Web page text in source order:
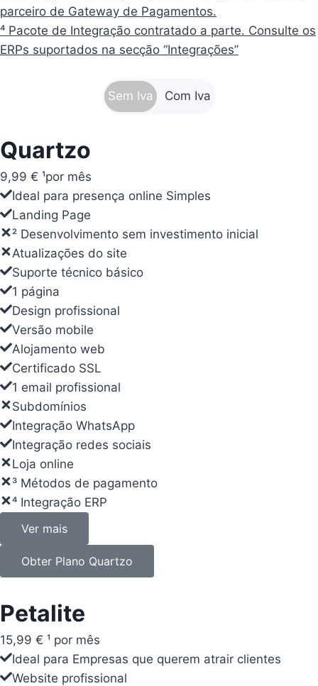
parceiro de Gateway de Pagamentos.
⁴ Pacote de Integração contratado a parte. Consulte os
ERPs suportados na secção “Integrações”
Sem Iva Com Iva
Quartzo
9,99 € ¹por mês
Ideal para presença online Simples
Landing Page
² Desenvolvimento sem investimento inicial
Atualizações do site
Suporte técnico básico
1 página
Design profissional
Versão mobile
Alojamento web
Certificado SSL
1 email profissional
Subdomínios
Integração WhatsApp
Integração redes sociais
Loja online
³ Métodos de pagamento
⁴ Integração ERP
Ver mais
Obter Plano Quartzo
Petalite
15,99 € ¹ por mês
Ideal para Empresas que querem atrair clientes
Website profissional
Quartzo
12,29 € ¹por mês
Ideal para presença online Simples
Landing Page
² Desenvolvimento sem investimento inicial
Atualizações do site
Suporte técnico básico
1 página
Design profissional
Versão mobile
Alojamento web
Certificado SSL
1 email profissional
Subdomínios
Integração WhatsApp
Integração redes sociais
Loja online
³ Métodos de pagamento
⁴ Integração ERP
Ver mais
Obter Plano Quartzo
Petalite
19,66 € ¹ por mês
Ideal para Empresas que querem atrair clientes
Website profissional